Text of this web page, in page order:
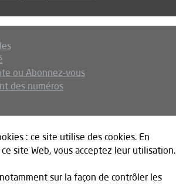
ou Abonnez-vous
des numéros
: ce site utilise des cookies. En
site Web, vous acceptez leur utilisation.
sur la façon de contrôler les